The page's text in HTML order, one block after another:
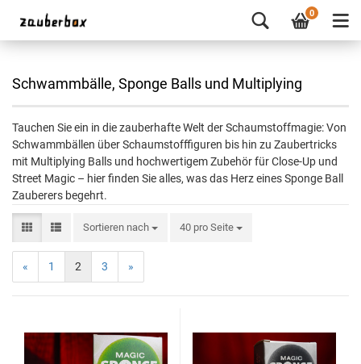
0
Schwammbälle, Sponge Balls und Multiplying
Tauchen Sie ein in die zauberhafte Welt der Schaumstoffmagie: Von
Schwammbällen über Schaumstofffiguren bis hin zu Zaubertricks
mit Multiplying Balls und hochwertigem Zubehör für Close-Up und
Street Magic – hier finden Sie alles, was das Herz eines Sponge Ball
Zauberers begehrt.
Sortieren nach 40 pro Seite
« 1 2 3 »